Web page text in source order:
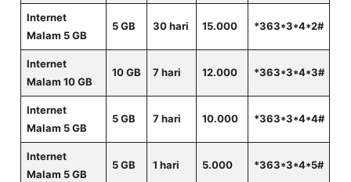
Internet
Malam 5 GB
5 GB 30 hari 15.000 *363*3*4*2#
Internet
Malam 10 GB
10 GB 7 hari 12.000 *363*3*4*3#
Internet
Malam 5 GB
5 GB 7 hari 10.000 *363*3*4*4#
Internet
Malam 5 GB
5 GB 1 hari 5.000 *363*3*4*5#